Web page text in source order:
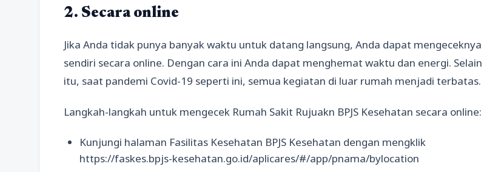
2. Secara online
Jika Anda tidak punya banyak waktu untuk datang langsung, Anda dapat mengeceknya
sendiri secara online. Dengan cara ini Anda dapat menghemat waktu dan energi. Selain
itu, saat pandemi Covid-19 seperti ini, semua kegiatan di luar rumah menjadi terbatas.
Langkah-langkah untuk mengecek Rumah Sakit Rujuakn BPJS Kesehatan secara online:
Kunjungi halaman Fasilitas Kesehatan BPJS Kesehatan dengan mengklik
https://faskes.bpjs-kesehatan.go.id/aplicares/#/app/pnama/bylocation